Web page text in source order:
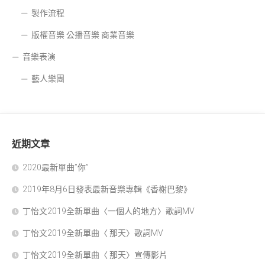
製作流程
版權音樂 公播音樂 商業音樂
音樂表演
藝人樂團
近期文章
2020最新單曲”你”
2019年8月6日發表最新音樂專輯《香榭巴黎》
丁怡文2019全新單曲〈一個人的地方〉歌詞MV
丁怡文2019全新單曲〈 那天〉歌詞MV
丁怡文2019全新單曲〈 那天〉宣傳影片